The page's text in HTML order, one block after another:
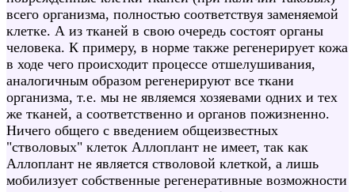
всего организма, полностью соответствуя заменяемой
клетке. А из тканей в свою очередь состоят органы
человека. К примеру, в норме также регенерирует кожа
в ходе чего происходит процессе отшелушивания,
аналогичным образом регенерируют все ткани
организма, т.е. мы не являемся хозяевами одних и тех
же тканей, а соответственно и органов пожизненно.
Ничего общего с введением общеизвестных
"стволовых" клеток Аллоплант не имеет, так как
Аллоплант не является стволовой клеткой, а лишь
мобилизует собственные регенеративные возможности